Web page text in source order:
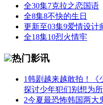
全30集7克拉之恋国语
全8集8不快的生日
更新至03集9爱情设计
全18集10烈火情牢
热门影讯
1韩剧越来越敢拍！《
探讨少年犯们别想为
2今夏最恐怖韩国两大